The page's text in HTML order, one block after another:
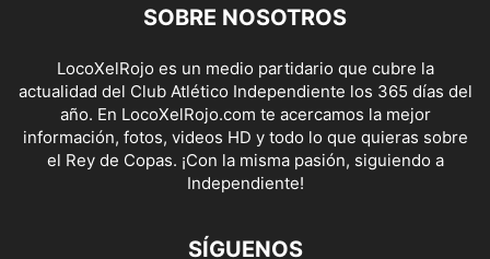
SOBRE NOSOTROS
LocoXelRojo es un medio partidario que cubre la
actualidad del Club Atlético Independiente los 365 días del
año. En LocoXelRojo.com te acercamos la mejor
información, fotos, videos HD y todo lo que quieras sobre
el Rey de Copas. ¡Con la misma pasión, siguiendo a
Independiente!
SÍGUENOS